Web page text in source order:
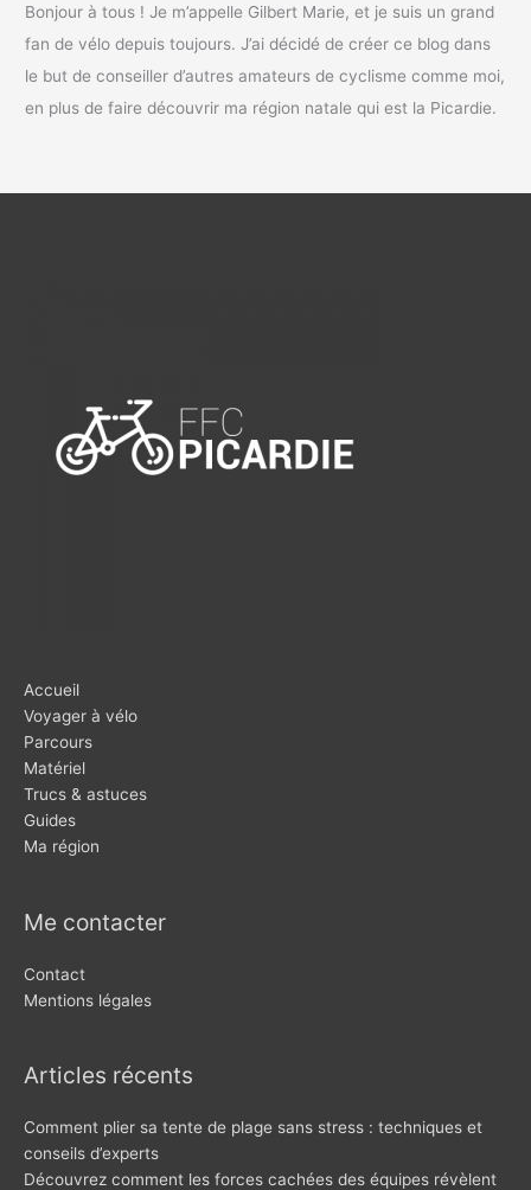
Bonjour à tous ! Je m’appelle Gilbert Marie, et je suis un grand
fan de vélo depuis toujours. J’ai décidé de créer ce blog dans
le but de conseiller d’autres amateurs de cyclisme comme moi,
en plus de faire découvrir ma région natale qui est la Picardie.
Accueil
Voyager à vélo
Parcours
Matériel
Trucs & astuces
Guides
Ma région
Me contacter
Contact
Mentions légales
Articles récents
Comment plier sa tente de plage sans stress : techniques et
conseils d’experts
Découvrez comment les forces cachées des équipes révèlent